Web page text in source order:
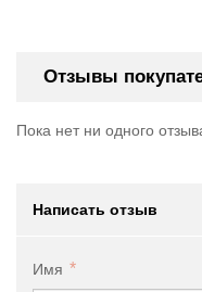
Отзывы
Пока нет ни одного
Написать отзыв
Имя